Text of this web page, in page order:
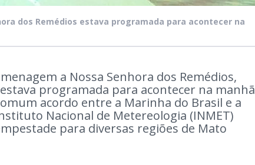
dos Remédios estava programada para acontecer na
a Nossa Senhora dos Remédios,
programada para acontecer na manhã
acordo entre a Marinha do Brasil e a
Nacional de Metereologia (INMET)
para diversas regiões de Mato